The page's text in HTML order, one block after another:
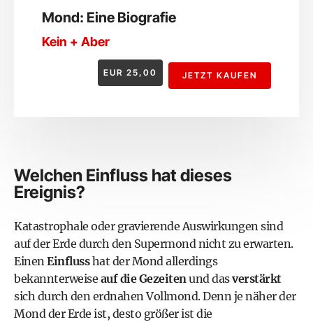
Mond: Eine Biografie
Kein + Aber
EUR 25,00 JETZT KAUFEN
Welchen Einfluss hat dieses
Ereignis?
Katastrophale oder gravierende Auswirkungen sind
auf der Erde durch den Supermond nicht zu erwarten.
EinenEinflusshat der Mond allerdings
bekannterweise auf die Gezeitenund dasverstärkt
sich durch den erdnahen Vollmond. Denn je näher der
Mond der Erde ist, desto größer ist die